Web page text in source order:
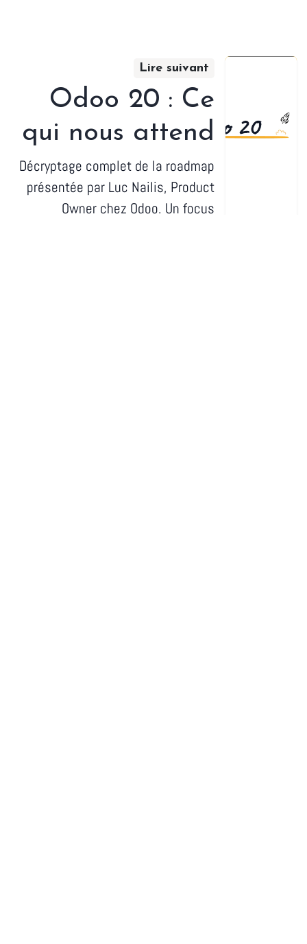
Lire suivant
Odoo 20 : Ce
qui nous attend
Décryptage complet de la roadmap
présentée par Luc Nailis, Product
Owner chez Odoo. Un focus